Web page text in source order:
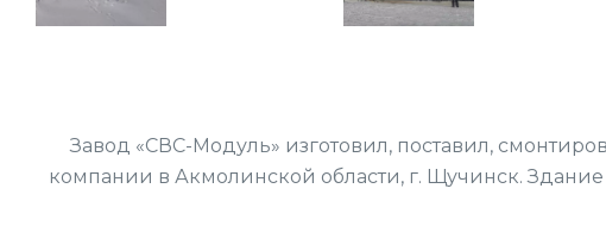
Завод «СВС-Модуль» изготовил, поставил,
компании в Акмолинской области, г. Щучинск.